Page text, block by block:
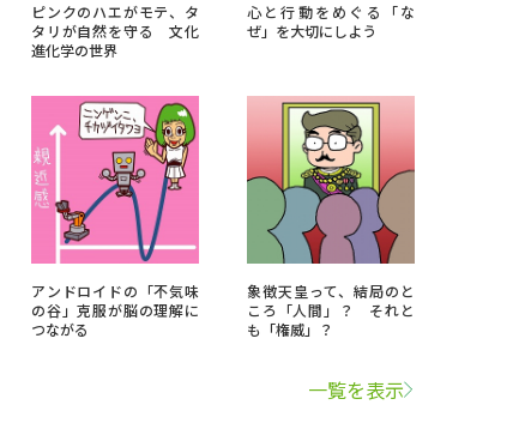
解説 学問の教科書 夢ナビライブ
このサイトについて
発送状況の確認 テレメール
お支払いサイト
ピンクのハエがモテ、タ
タリが自然を守る 文化
進化学の世界
心と行動をめぐる「な
ぜ」を大切にしよう
アンドロイドの「不気味
の谷」克服が脳の理解に
つながる
象徴天皇って、結局のと
ころ「人間」？ それと
も「権威」？
一覧を表示